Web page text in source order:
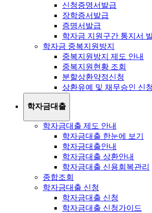
신청증명서발급
장학증서발급
증명서발급
학자금 지원구간 통지서
학자금 중복지원방지
중복지원방지 제도 안내
중복지원현황 조회
분할상환약정신청
상환유예 및 채무승인 신청
학자금대출
학자금대출 제도 안내
학자금대출 한눈에 보기
학자금대출안내
학자금대출 상환안내
학자금대출 신용회복관리
종합조회
학자금대출 신청
학자금대출 신청
학자금대출 신청가이드